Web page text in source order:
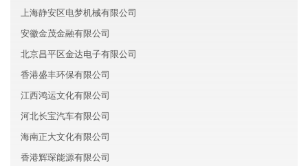
上海静安区电梦机械有限公司
安徽金茂金融有限公司
北京昌平区金达电子有限公司
香港盛丰环保有限公司
江西鸿运文化有限公司
河北长宝汽车有限公司
海南正大文化有限公司
香港辉琛能源有限公司